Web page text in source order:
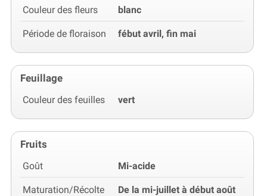
Couleur des fleurs blanc
Période de floraison fébut avril, fin mai
Feuillage
Couleur des feuilles vert
Fruits
Goût Mi-acide
Maturation/Récolte De la mi-juillet à début août